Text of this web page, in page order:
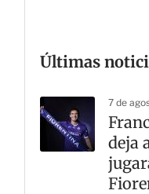
Últimas
7 de
deja